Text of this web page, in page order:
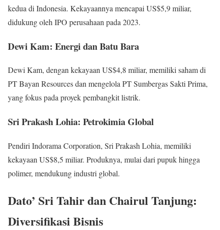
kedua di Indonesia. Kekayaannya mencapai US$5,9 miliar,
didukung oleh IPO perusahaan pada 2023.
Dewi Kam: Energi dan Batu Bara
Dewi Kam, dengan kekayaan US$4,8 miliar, memiliki saham di
PT Bayan Resources dan mengelola PT Sumbergas Sakti Prima,
yang fokus pada proyek pembangkit listrik.
Sri Prakash Lohia: Petrokimia Global
Pendiri Indorama Corporation, Sri Prakash Lohia, memiliki
kekayaan US$8,5 miliar. Produknya, mulai dari pupuk hingga
polimer, mendukung industri global.
Dato’ Sri Tahir dan Chairul Tanjung:
Diversifikasi Bisnis